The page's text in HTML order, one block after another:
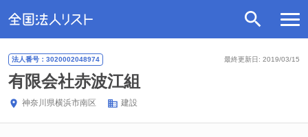
最終更新日: 2019/03/15
法人番号：3020002048974
有限会社赤波江組
神奈川県横浜市南区 建設